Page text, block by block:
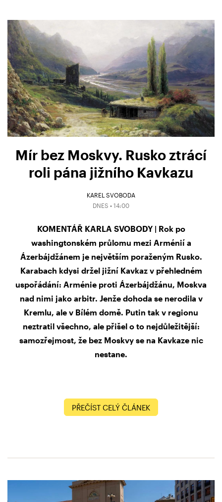
Mír bez Moskvy. Rusko ztrácí
roli pána jižního Kavkazu
KAREL SVOBODA
DNES • 14:00
KOMENTÁŘ KARLA SVOBODY | Rok po
washingtonském průlomu mezi Arménií a
Ázerbájdžánem je největším poraženým Rusko.
Karabach kdysi držel jižní Kavkaz v přehledném
uspořádání: Arménie proti Ázerbájdžánu, Moskva
nad nimi jako arbitr. Jenže dohoda se nerodila v
Kremlu, ale v Bílém domě. Putin tak v regionu
neztratil všechno, ale přišel o to nejdůležitější:
samozřejmost, že bez Moskvy se na Kavkaze nic
nestane.
PŘEČÍST CELÝ ČLÁNEK